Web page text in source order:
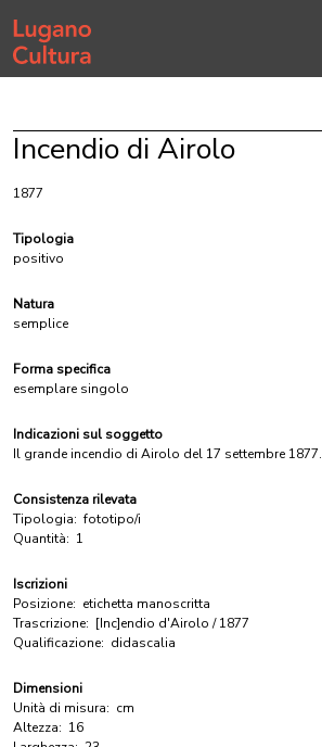
Home page
Incendio di Airolo
1877
Tipologia
positivo
Natura
semplice
Forma specifica
esemplare singolo
Indicazioni sul soggetto
Il grande incendio di Airolo del 17 settembre 1877.
Consistenza rilevata
Tipologia: fototipo/i
Quantità: 1
Iscrizioni
Posizione: etichetta manoscritta
Trascrizione: [Inc]endio d'Airolo / 1877
Qualificazione: didascalia
Dimensioni
Unità di misura: cm
Altezza: 16